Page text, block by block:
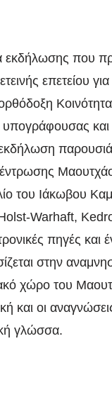
εκδήλωσης που
επετείου
του Ιάκωβου
Warhaft,
πηγές και
στην
χώρο του
και οι
γλώσσα.